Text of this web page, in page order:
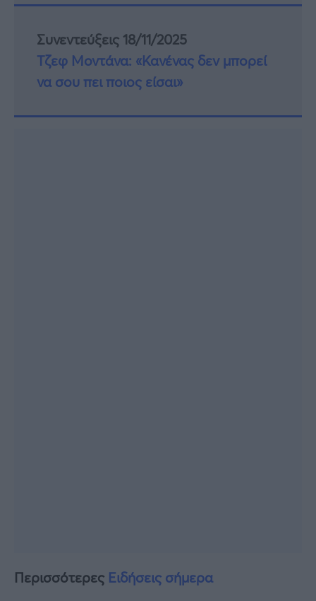
Συνεντεύξεις 18/11/2025
Τζεφ Μοντάνα: «Κανένας δεν μπορεί
να σου πει ποιος είσαι»
Περισσότερες Ειδήσεις σήμερα